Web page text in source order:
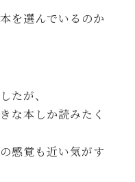
を選んでいるのか
たが、
な本しか読みたく
感覚も近い気がす